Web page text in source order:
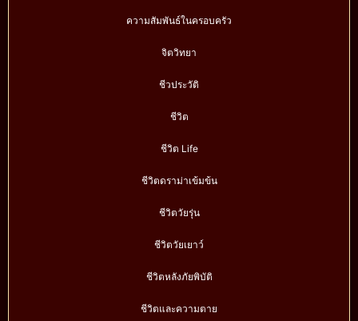
ความสัมพันธ์ในครอบครัว
จิตวิทยา
ชีวประวัติ
ชีวิต
ชีวิต Life
ชีวิตดราม่าเข้มข้น
ชีวิตวัยรุ่น
ชีวิตวัยเยาว์
ชีวิตหลังภัยพิบัติ
ชีวิตและความตาย